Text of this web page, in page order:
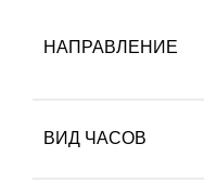
НАПРАВЛЕНИЕ
ВИД ЧАСОВ